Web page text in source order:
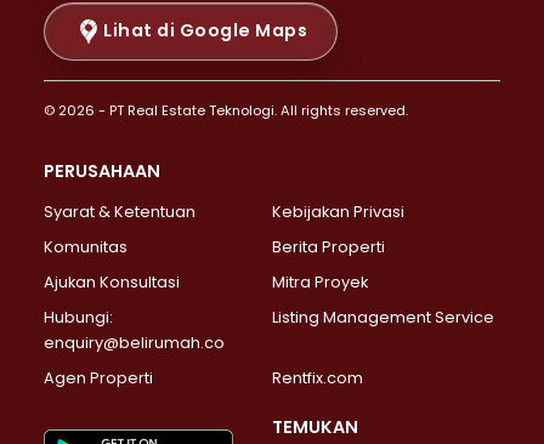
Properti Dijual di Kramat >
Properti Dijual di Pasar Baru >
Properti Dijual di Bendungan Hilir >
Properti Dijual di Jakarta Selatan >
Properti Dijual di Lebak Bulus >
Properti Dijual di Gandaria Selatan >
Properti Dijual di Pondok Labu >
Properti Dijual di Lenteng Agung >
Properti Dijual di Senayan >
Properti Dijual di Pondok Pinang >
Properti Dijual di Kebayoran Lama >
Lihat di Google Maps
© 2026 - PT Real Estate Teknologi. All rights reserved.
PERUSAHAAN
Syarat & Ketentuan
Kebijakan Privasi
Komunitas
Berita Properti
Ajukan Konsultasi
Mitra Proyek
Hubungi:
enquiry@belirumah.co
Listing Management Service
Agen Properti Rentfix.com
TEMUKAN